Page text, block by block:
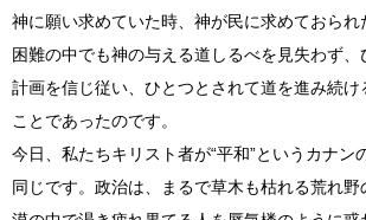
神に願い求めていた時、神が民に求めておら
困難の中でも神の与える道しるべを見失わず
計画を信じ従い、ひとつとされて道を進み続け
ことであったのです。
今日、私たちキリスト者が“平和”というカナン
同じです。政治は、まるで草木も枯れる荒れ